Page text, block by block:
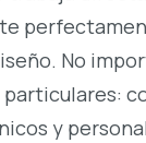
No
y